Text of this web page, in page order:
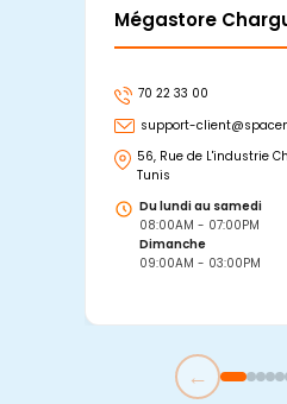
Mégastore
70 22 33 00
support-
56, Rue de L'industrie
Tunis
Du lundi au samedi
08:00AM - 07:00PM
Dimanche
09:00AM - 03:00PM
←